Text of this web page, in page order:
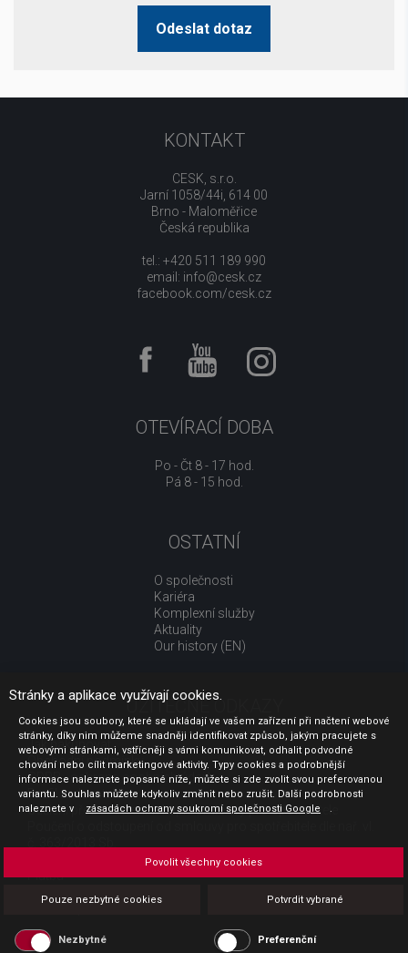
Odeslat dotaz
KONTAKT
CESK, s.r.o.
Jarní 1058/44i, 614 00
Brno - Maloměřice
Česká republika
tel.: +420 511 189 990
email: info@cesk.cz
facebook.com/cesk.cz
OTEVÍRACÍ DOBA
Po - Čt 8 - 17 hod.
Pá 8 - 15 hod.
OSTATNÍ
O společnosti
Kariéra
Komplexní služby
Aktuality
Our history (EN)
UŽITEČNÉ ODKAZY
Jak nakupovat
Obchodní podmínky
GDPR - ochrana osobních údajů
Profil zadavatele
Sdělení před uzavřením kupní smlouvy pro spotřebitele
Platba
Povinná publicita
Stránky a aplikace využívají cookies.
Cookies jsou soubory, které se ukládají ve vašem zařízení při načtení webové
stránky, díky nim můžeme snadněji identifikovat způsob, jakým pracujete s
webovými stránkami, vstřícněji s vámi komunikovat, odhalit podvodné
chování nebo cílit marketingové aktivity. Typy cookies a podrobnější
informace naleznete popsané níže, můžete si zde zvolit svou preferovanou
variantu. Souhlas můžete kdykoliv změnit nebo zrušit. Další podrobnosti
naleznete v
zásadách ochrany soukromí společnosti Google .
Pouze nezbytné cookies Potvrdit vybrané
Povolit všechny cookies
Nezbytné Preferenční